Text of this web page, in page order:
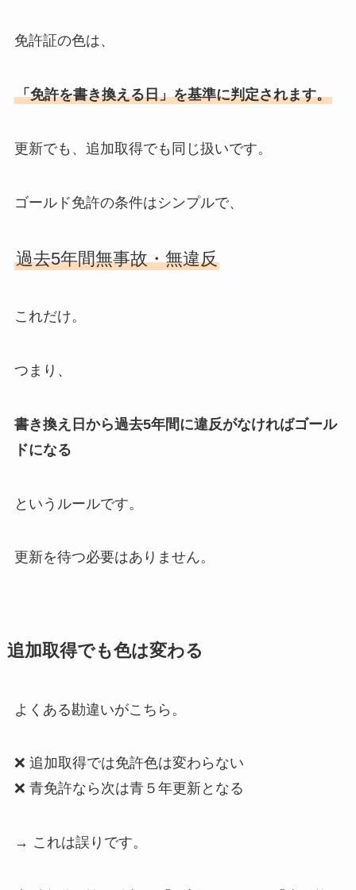
免許証の色は、
「免許を書き換える日」を基準に判定されます。
更新でも、追加取得でも同じ扱いです。
ゴールド免許の条件はシンプルで、
過去5年間無事故・無違反
これだけ。
つまり、
書き換え日から過去5年間に違反がなければゴール
ドになる
というルールです。
更新を待つ必要はありません。
追加取得でも色は変わる
よくある勘違いがこちら。
❌ 追加取得では免許色は変わらない
❌ 青免許なら次は青５年更新となる
→ これは誤りです。